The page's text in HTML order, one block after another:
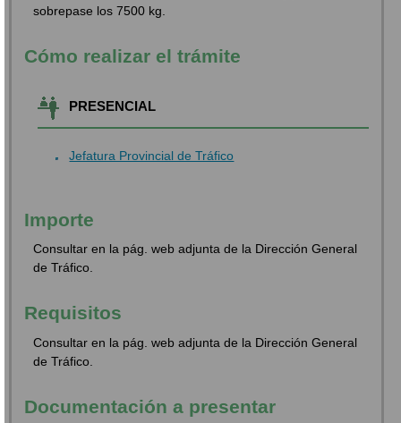
sobrepase los 7500 kg.
Cómo realizar el trámite
PRESENCIAL
Jefatura Provincial de Tráfico
Importe
Consultar en la pág. web adjunta de la Dirección General
de Tráfico.
Requisitos
Consultar en la pág. web adjunta de la Dirección General
de Tráfico.
Documentación a presentar